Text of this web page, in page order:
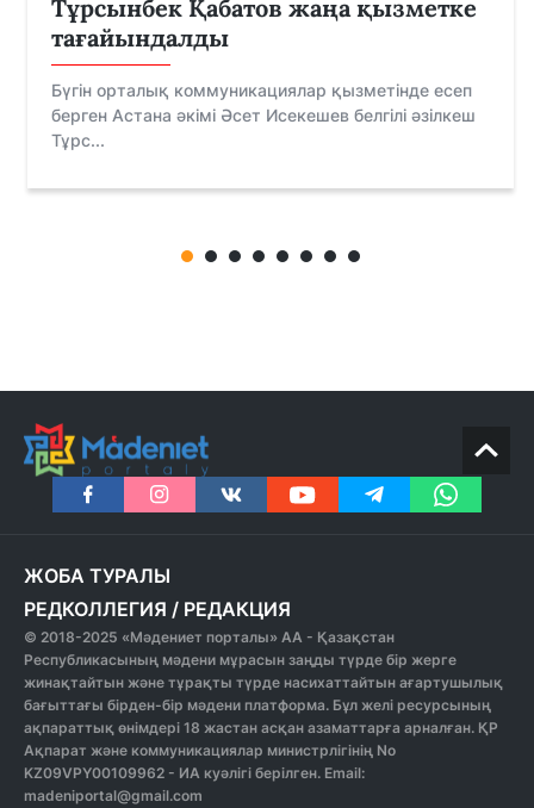
Тұрсынбек Қабатов жаңа қызметке
тағайындалды
Бүгін орталық коммуникациялар қызметінде есеп
берген Астана әкімі Əсет Исекешев белгілі әзілкеш
Тұрс...
ЖОБА ТУРАЛЫ
РЕДКОЛЛЕГИЯ / РЕДАКЦИЯ
© 2018-2025 «Мәдениет порталы» АА - Қазақстан
Республикасының мәдени мұрасын заңды түрде бір жерге
жинақтайтын және тұрақты түрде насихаттайтын ағартушылық
бағыттағы бірден-бір мәдени платформа. Бұл желі ресурсының
ақпараттық өнімдері 18 жастан асқан азаматтарға арналған. ҚР
Ақпарат және коммуникациялар министрлігінің No
KZ09VPY00109962 - ИА куәлігі берілген. Email:
madeniportal@gmail.com